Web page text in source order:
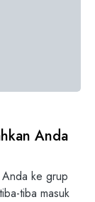
Anda
Anda ke grup
tiba masuk